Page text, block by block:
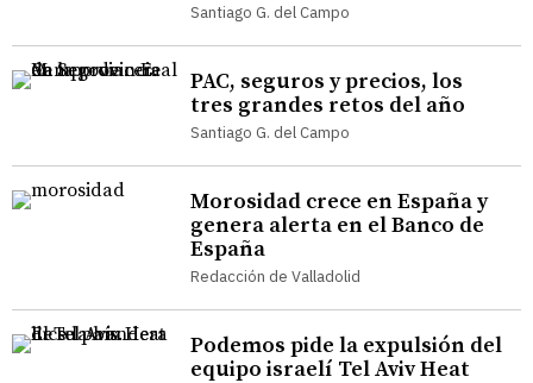
Santiago G. del Campo
PAC, seguros y precios, los
tres grandes retos del año
Santiago G. del Campo
Morosidad crece en España y
genera alerta en el Banco de
España
Redacción de Valladolid
Podemos pide la expulsión del
equipo israelí Tel Aviv Heat